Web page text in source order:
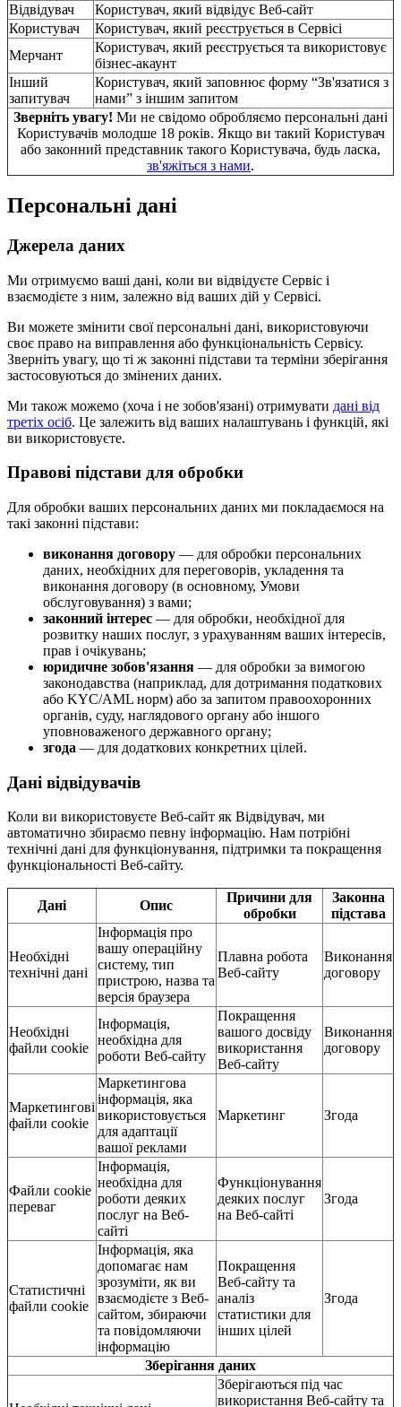
Відвідувач
Користувач, який відвідує Веб-сайт
Користувач
Користувач, який реєструється в Сервісі
Мерчант
Користувач, який реєструється та використовує
бізнес-акаунт
Інший
запитувач
Користувач, який заповнює форму “Зв'язатися з
нами” з іншим запитом
Зверніть увагу! Ми не свідомо обробляємо персональні дані
Користувачів молодше 18 років. Якщо ви такий Користувач
або законний представник такого Користувача, будь ласка,
зв'яжіться з нами.
Персональні дані
Джерела даних
Ми отримуємо ваші дані, коли ви відвідуєте Сервіс і
взаємодієте з ним, залежно від ваших дій у Сервісі.
Ви можете змінити свої персональні дані, використовуючи
своє право на виправлення або функціональність Сервісу.
Зверніть увагу, що ті ж законні підстави та терміни зберігання
застосовуються до змінених даних.
Ми також можемо (хоча і не зобов'язані) отримувати дані від
третіх осіб. Це залежить від ваших налаштувань і функцій, які
ви використовуєте.
Правові підстави для обробки
Для обробки ваших персональних даних ми покладаємося на
такі законні підстави:
виконання договору — для обробки персональних
даних, необхідних для переговорів, укладення та
виконання договору (в основному, Умови
обслуговування) з вами;
законний інтерес — для обробки, необхідної для
розвитку наших послуг, з урахуванням ваших інтересів,
прав і очікувань;
юридичне зобов'язання — для обробки за вимогою
законодавства (наприклад, для дотримання податкових
або KYC/AML норм) або за запитом правоохоронних
органів, суду, наглядового органу або іншого
уповноваженого державного органу;
згода — для додаткових конкретних цілей.
Дані відвідувачів
Коли ви використовуєте Веб-сайт як Відвідувач, ми
автоматично збираємо певну інформацію. Нам потрібні
технічні дані для функціонування, підтримки та покращення
функціональності Веб-сайту.
Дані Опис
Причини для
обробки
Законна
підстава
Необхідні
технічні дані
Інформація про
вашу операційну
систему, тип
пристрою, назва та
версія браузера
Плавна робота
Веб-сайту
Виконання
договору
Необхідні
файли cookie
Інформація,
необхідна для
роботи Веб-сайту
Покращення
вашого досвіду
використання
Веб-сайту
Виконання
договору
Маркетингові
файли cookie
Маркетингова
інформація, яка
використовується
для адаптації
вашої реклами
Маркетинг Згода
Файли cookie
переваг
Інформація,
необхідна для
роботи деяких
послуг на Веб-
сайті
Функціонування
деяких послуг
на Веб-сайті
Згода
Статистичні
файли cookie
Інформація, яка
допомагає нам
зрозуміти, як ви
взаємодієте з Веб-
сайтом, збираючи
та повідомляючи
інформацію
Покращення
Веб-сайту та
аналіз
статистики для
інших цілей
Згода
Зберігання даних
Зберігаються під час
використання Веб-сайту та